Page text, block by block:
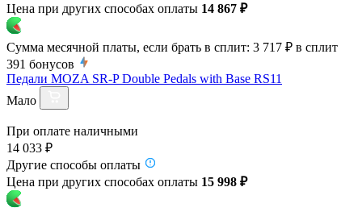
Цена при других способах оплаты 14 867 ₽
Сумма месячной платы, если брать в сплит: 3 717 ₽ в сплит
391 бонусов
Педали MOZA SR-P Double Pedals with Base RS11
Мало
При оплате наличными
14 033 ₽
Другие способы оплаты
Цена при других способах оплаты 15 998 ₽